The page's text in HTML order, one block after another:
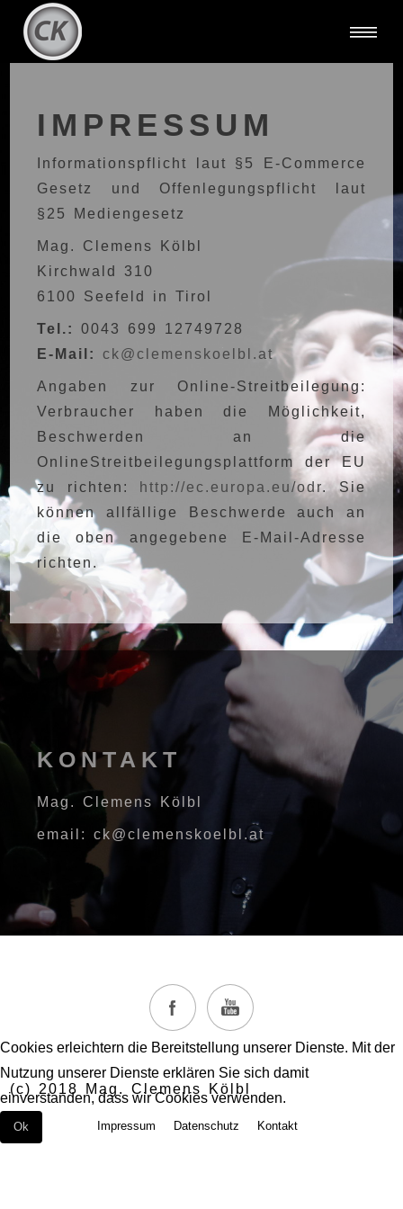
IMPRESSUM
Informationspflicht laut §5 E-Commerce
Gesetz und Offenlegungspflicht laut
§25 Mediengesetz
Mag. Clemens Kölbl
Kirchwald 310
6100 Seefeld in Tirol
Tel.:
0043 699 12749728
E-Mail:
ck@clemenskoelbl.at
Angaben zur Online-Streitbeilegung:
Verbraucher haben die Möglichkeit,
Beschwerden an die
OnlineStreitbeilegungsplattform der EU
zu richten:
http://ec.europa.eu/odr. Sie
können allfällige Beschwerde auch an
die oben angegebene E-Mail-Adresse
richten.
KONTAKT
Mag. Clemens Kölbl
email: ck@clemenskoelbl.at
(c) 2018 Mag. Clemens Kölbl
Impressum Datenschutz Kontakt
Cookies erleichtern die Bereitstellung unserer Dienste. Mit der
Nutzung unserer Dienste erklären Sie sich damit
einverstanden, dass wir Cookies verwenden.
Ok